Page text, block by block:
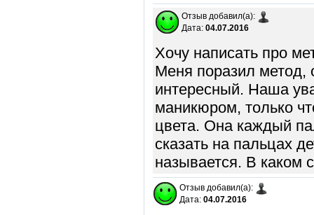
Отзыв добавил(а):
Дата: 04.07.2016
Хочу написать про
Меня поразил метод,
интересный. Наша
маникюром, только
цвета. Она каждый
сказать на пальцах
называется. В каком
Отзыв добавил(а):
Дата: 04.07.2016